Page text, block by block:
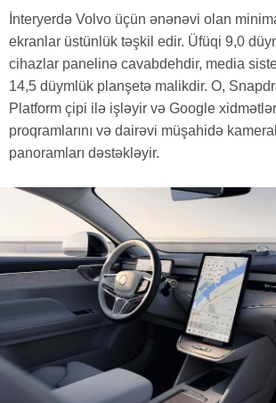
İnteryerdə Volvo üçün ənənəvi olan
ekranlar üstünlük təşkil edir. Üfüqi 9,0
cihazlar panelinə cavabdehdir, media
14,5 düymlük planşetə malikdir. O,
Platform çipi ilə işləyir və Google
proqramlarını və dairəvi müşahidə
panoramları dəstəkləyir.